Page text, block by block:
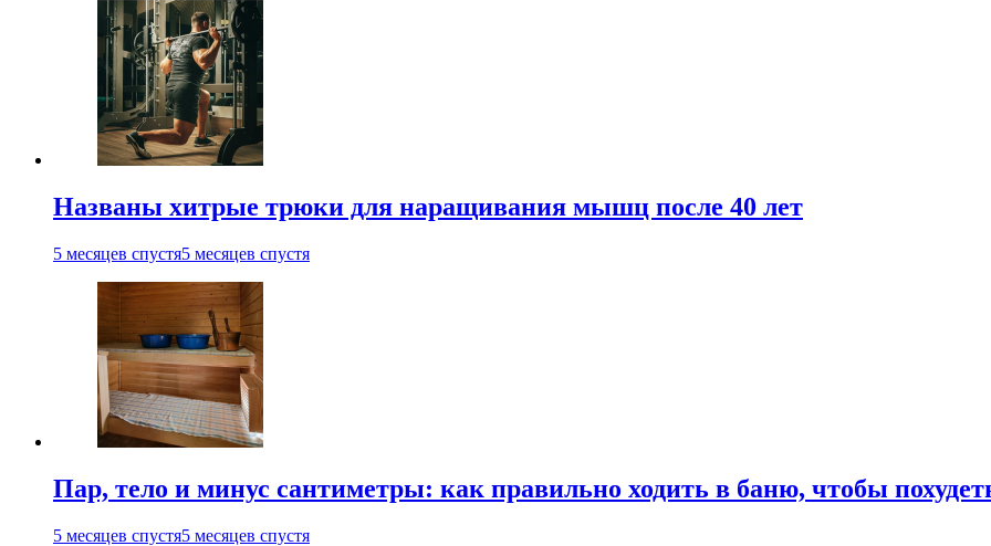
Названы хитрые трюки для наращивания мышц после 40 лет
5 месяцев спустя5 месяцев спустя
Пар, тело и минус сантиметры: как правильно ходить в баню, чтобы
5 месяцев спустя5 месяцев спустя